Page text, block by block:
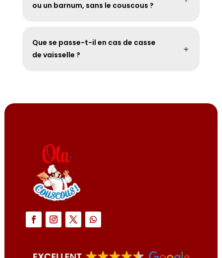
ou un barnum, sans le couscous ?
Que se passe-t-il en cas de casse
de vaisselle ?